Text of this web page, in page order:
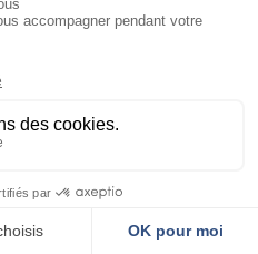
pourprée, idéale pour les petits
parfaitement rustique, développe une